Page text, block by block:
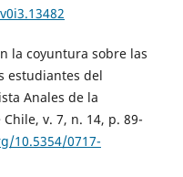
la coyuntura sobre las
estudiantes del
Anales de la
v. 7, n. 14, p. 89-
10.5354/0717-